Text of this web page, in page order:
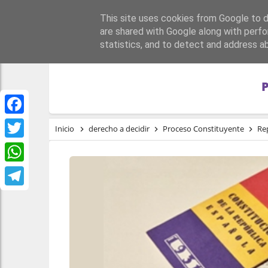
Facebook
Twitter
WhatsApp
PORTADA
Inicio derecho a decidir Proceso Constituyente
This site uses cookies from Google to
are shared with Google along with
statistics, and to detect and address